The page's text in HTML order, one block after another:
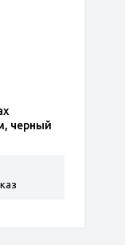
черный